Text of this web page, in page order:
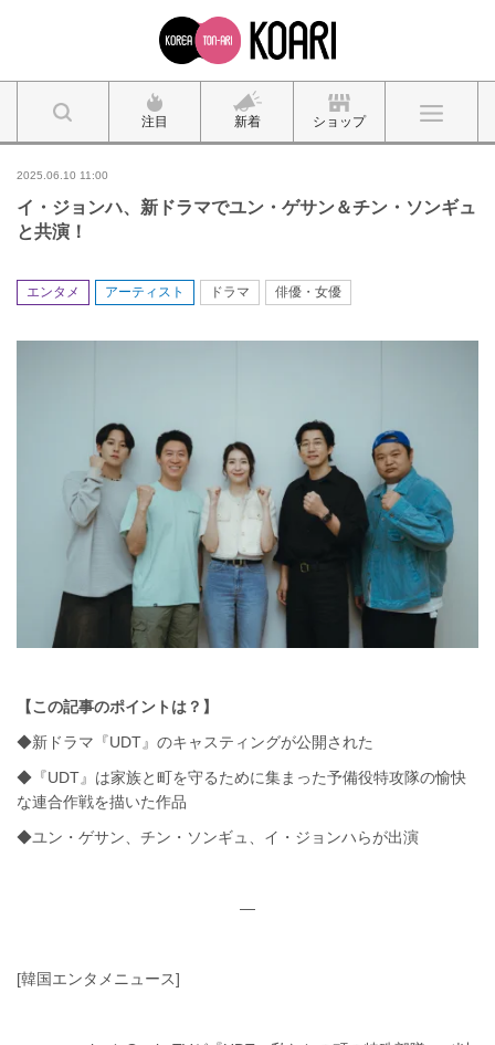
注目 新着 ショップ
2025.06.10 11:00
イ・ジョンハ、新ドラマでユン・ゲサン＆チン・ソンギュ
と共演！
エンタメ アーティスト ドラマ 俳優・女優
【この記事のポイントは？】
◆新ドラマ『UDT』のキャスティングが公開された
◆『UDT』は家族と町を守るために集まった予備役特攻隊の愉快
な連合作戦を描いた作品
◆ユン・ゲサン、チン・ソンギュ、イ・ジョンハらが出演
—
[韓国エンタメニュース]